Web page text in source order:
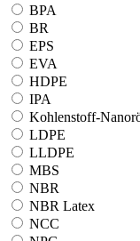
BPA
BR
EPS
EVA
HDPE
IPA
Kohlenstoff-
LDPE
LLDPE
MBS
NBR
NBR Latex
NCC